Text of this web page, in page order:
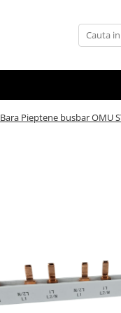
Bara Pieptene busbar OMU